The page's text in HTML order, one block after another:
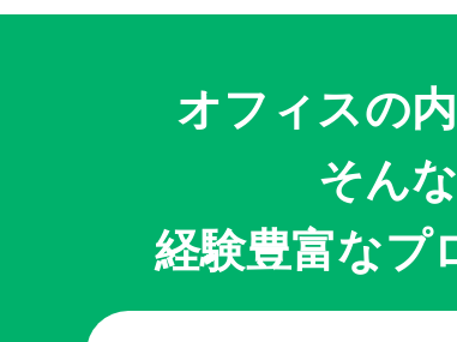
オフィスの
そん
経験豊富なプ